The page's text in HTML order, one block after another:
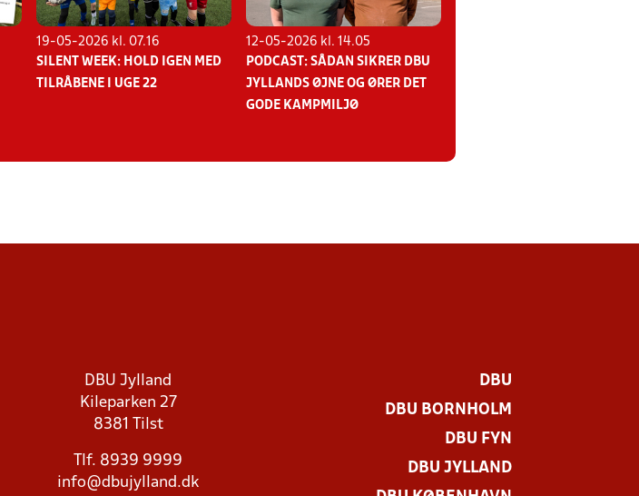
19-05-2026 kl. 07.16
SILENT WEEK: HOLD IGEN MED
TILRÅBENE I UGE 22
12-05-2026 kl. 14.05
PODCAST: SÅDAN SIKRER DBU
JYLLANDS ØJNE OG ØRER DET
GODE KAMPMILJØ
DBU Jylland
Kileparken 27
8381 Tilst
Tlf. 8939 9999
info@dbujylland.dk
DBU
DBU BORNHOLM
DBU FYN
DBU JYLLAND